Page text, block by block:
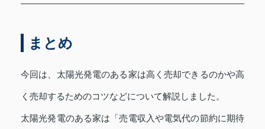
まとめ
今回は、太陽光発電のある家は高く売却できるのかや高
く売却するためのコツなどについて解説しました。
太陽光発電のある家は「売電収入や電気代の節約に期待